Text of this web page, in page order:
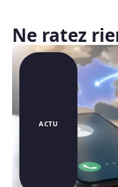
Ne ratez
ACTU